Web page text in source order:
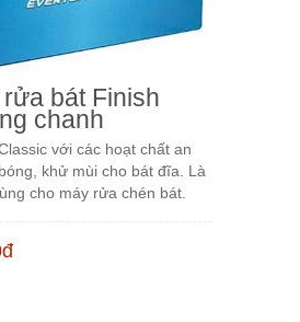
bát Finish
chanh
với các hoạt chất an
khử mùi cho bát đĩa. Là
cho máy rửa chén bát.
đ